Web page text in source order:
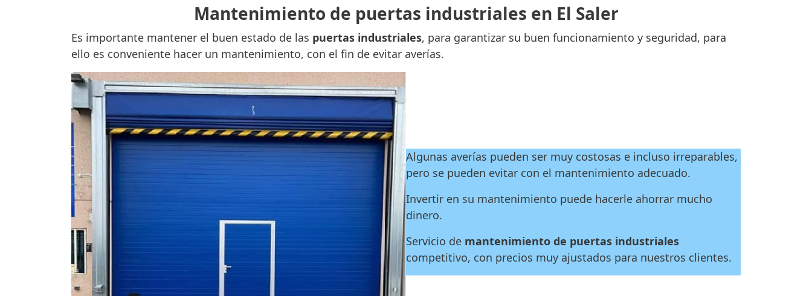
Mantenimiento de puertas industriales en El Saler
Es importante mantener el buen estado de las puertas industriales, para garantizar su buen funcionamiento y seguridad, para
ello es conveniente hacer un mantenimiento, con el fin de evitar averías.
Algunas averías pueden ser muy costosas e incluso irreparables,
pero se pueden evitar con el mantenimiento adecuado.
Invertir en su mantenimiento puede hacerle ahorrar mucho
dinero.
Servicio de mantenimiento de puertas industriales
competitivo, con precios muy ajustados para nuestros clientes.